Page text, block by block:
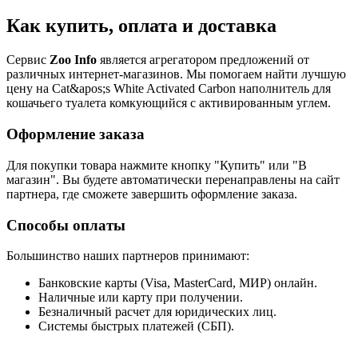
Как купить, оплата и доставка
Сервис Zoo Info является агрегатором предложений от
различных интернет-магазинов. Мы помогаем найти лучшую
цену на Cat&apos;s White Activated Carbon наполнитель для
кошачьего туалета комкующийся с активированным углем.
Оформление заказа
Для покупки товара нажмите кнопку "Купить" или "В
магазин". Вы будете автоматически перенаправлены на сайт
партнера, где сможете завершить оформление заказа.
Способы оплаты
Большинство наших партнеров принимают:
Банковские карты (Visa, MasterCard, МИР) онлайн.
Наличные или карту при получении.
Безналичный расчет для юридических лиц.
Системы быстрых платежей (СБП).